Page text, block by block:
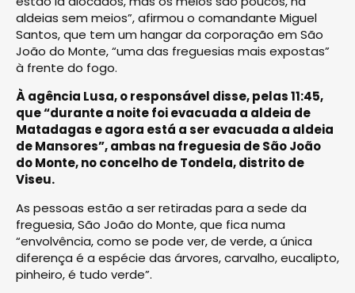
aldeias sem meios”, afirmou o comandante Miguel
Santos, que tem um hangar da corporação em São
João do Monte, “uma das freguesias mais expostas”
à frente do fogo.
À agência Lusa, o responsável disse, pelas 11:45,
que “durante a noite foi evacuada a aldeia de
Matadagas e agora está a ser evacuada a aldeia
de Mansores”, ambas na freguesia de São João
do Monte, no concelho de Tondela, distrito de
Viseu.
As pessoas estão a ser retiradas para a sede da
freguesia, São João do Monte, que fica numa
“envolvência, como se pode ver, de verde, a única
diferença é a espécie das árvores, carvalho, eucalipto,
pinheiro, é tudo verde”.